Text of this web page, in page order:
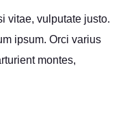
vitae, vulputate justo.
ipsum. Orci varius
montes,